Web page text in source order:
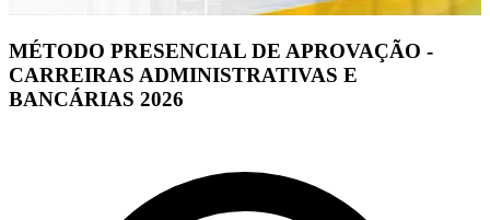
MÉTODO PRESENCIAL DE APROVAÇÃO -
CARREIRAS ADMINISTRATIVAS E
BANCÁRIAS 2026